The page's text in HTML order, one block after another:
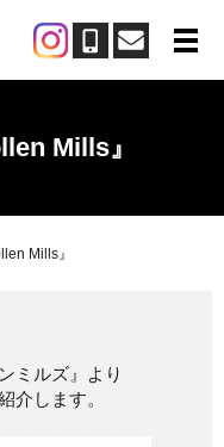
メ
Mills』
Mills』
ミルズ』より
介します。